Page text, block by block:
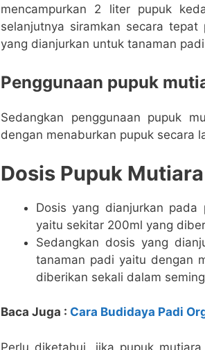
mencampurkan 2 liter pupuk
selanjutnya siramkan secara
yang dianjurkan untuk tanaman
Penggunaan pupuk
Sedangkan penggunaan pupuk
dengan menaburkan pupuk secara
Dosis Pupuk
Dosis yang dianjurkan
yaitu sekitar 200ml yang
Sedangkan dosis yang
tanaman padi yaitu dengan
diberikan sekali dalam
Baca Juga : Cara Budidaya Padi
Perlu diketahui, jika pupuk